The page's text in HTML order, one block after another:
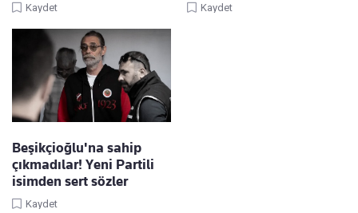
Kaydet Kaydet
Beşikçioğlu'na sahip
çıkmadılar! Yeni Partili
isimden sert sözler
Kaydet